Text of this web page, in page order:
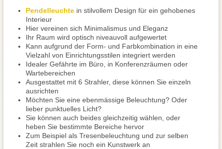
Pendelleuchte in stilvollem Design für ein gehobenes
Interieur
Hier vereinen sich Minimalismus und Eleganz
Ihr Raum wird optisch niveauvoll aufgewertet
Kann aufgrund der Form- und Farbkombination in eine
Vielzahl von Einrichtungsstilen integriert werden
Idealer Gefährte im Büro, in Konferenzräumen oder
Wartebereichen
Ausgestattet mit 6 Strahler, diese können Sie einzeln
ausrichten
Möchten Sie eine ebenmässige Beleuchtung? Oder
lieber punktuelles Licht?
Sie können auch beides gleichzeitig wählen, oder
heben Sie bestimmte Bereiche hervor
Zum Beispiel als Tresenbeleuchtung und zur selben
Zeit strahlen Sie noch ein Kunstwerk an